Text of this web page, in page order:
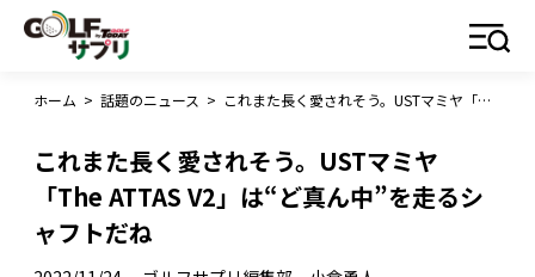
ホーム > 話題のニュース > これまた長く愛されそう。USTマミヤ「The ATTAS V2」は“ど真ん中”を走るシャフトだね
これまた長く愛されそう。USTマミヤ
「The ATTAS V2」は“ど真ん中”を走るシ
ャフトだね